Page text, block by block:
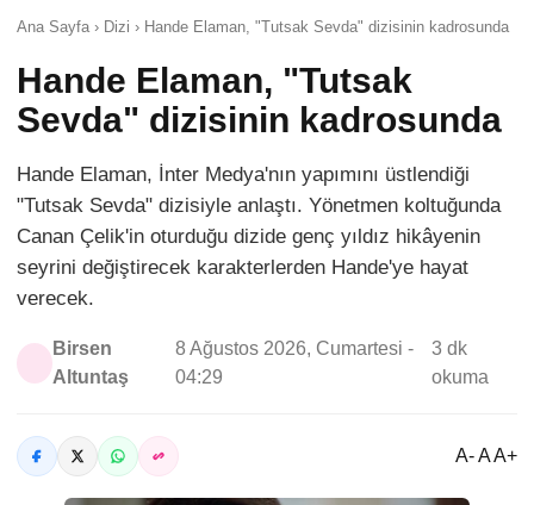
Ana Sayfa › Dizi › Hande Elaman, "Tutsak Sevda" dizisinin kadrosunda
Hande Elaman, "Tutsak
Sevda" dizisinin kadrosunda
Hande Elaman, İnter Medya'nın yapımını üstlendiği
"Tutsak Sevda" dizisiyle anlaştı. Yönetmen koltuğunda
Canan Çelik'in oturduğu dizide genç yıldız hikâyenin
seyrini değiştirecek karakterlerden Hande'ye hayat
verecek.
Birsen
Altuntaş
8 Ağustos 2026, Cumartesi -
04:29
3 dk
okuma
A- A A+